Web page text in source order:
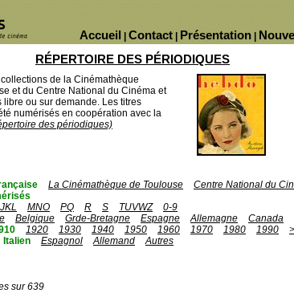
Présentation
Contact
Accueil
RÉPERTOIRE DES PÉRIODIQUES
de la Cinémathèque
et du Centre National du Cinéma et
ou sur demande. Les titres
numérisés en coopération avec la
des périodiques)
La Cinémathèque de Toulouse
Centre National du
JKL MNO PQ R S TUVWZ
0-9
Belgique Grde-Bretagne Espagne Allemagne Canada
1920 1930 1940 1950 1960 1970 1980 1990
Italien Espagnol Allemand
Autres
sur 639